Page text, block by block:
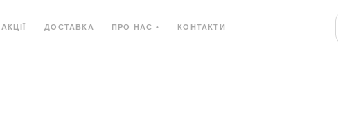
АКЦІЇ ДОСТАВКА ПРО НАС • КОНТАКТИ